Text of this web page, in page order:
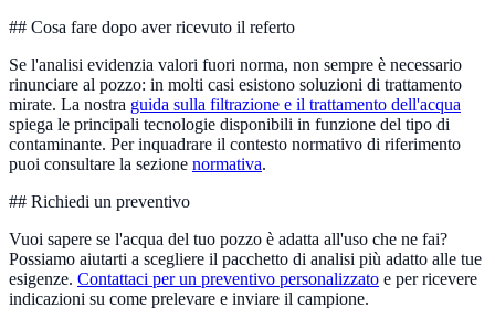
## Cosa fare dopo aver ricevuto il referto
Se l'analisi evidenzia valori fuori norma, non sempre è necessario
rinunciare al pozzo: in molti casi esistono soluzioni di trattamento
mirate. La nostra guida sulla filtrazione e il trattamento dell'acqua
spiega le principali tecnologie disponibili in funzione del tipo di
contaminante. Per inquadrare il contesto normativo di riferimento
puoi consultare la sezione normativa.
## Richiedi un preventivo
Vuoi sapere se l'acqua del tuo pozzo è adatta all'uso che ne fai?
Possiamo aiutarti a scegliere il pacchetto di analisi più adatto alle tue
esigenze. Contattaci per un preventivo personalizzato e per ricevere
indicazioni su come prelevare e inviare il campione.